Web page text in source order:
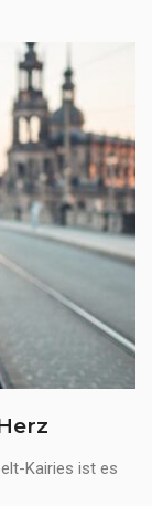
Kairies ist es